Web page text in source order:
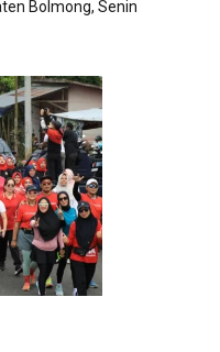
Bolmong, Senin